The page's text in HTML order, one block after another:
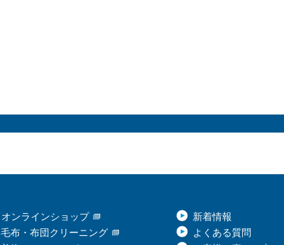
オンラインショップ
毛布・布団クリーニング
新着情報
よくある質問